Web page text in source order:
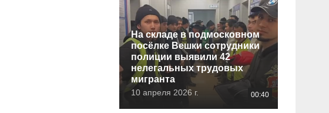
На складе в подмосковном
посёлке Вешки сотрудники
полиции выявили 42
нелегальных трудовых
мигранта
10 апреля 2026 г. 00:40